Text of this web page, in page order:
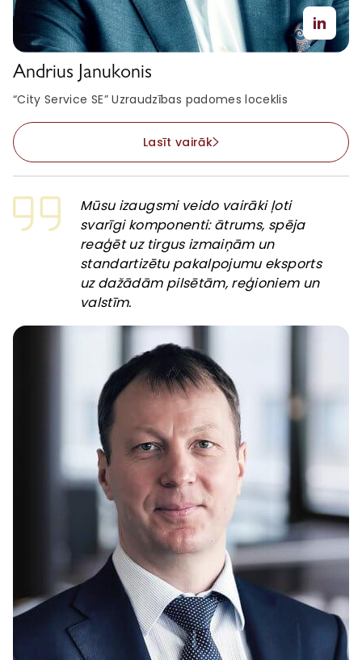
Andrius Janukonis
“City Service SE” Uzraudzības padomes loceklis
Lasīt vairāk
Mūsu izaugsmi veido vairāki ļoti
svarīgi komponenti: ātrums, spēja
reaģēt uz tirgus izmaiņām un
standartizētu pakalpojumu eksports
uz dažādām pilsētām, reģioniem un
valstīm.